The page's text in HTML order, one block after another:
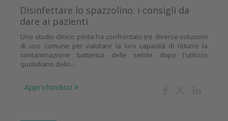
Disinfettare lo spazzolino: i consigli da
dare ai pazienti
Uno studio clinico pilota ha confrontato tre diverse soluzioni
di uso comune per valutare la loro capacità di ridurre la
contaminazione batterica delle setole dopo l'utilizzo
quotidiano dello...
Approfondisci